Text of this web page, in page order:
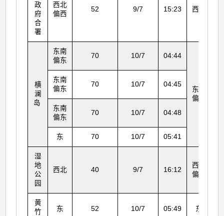
政
府
合
署
西北
偏西
52 9/7 15:23 西北
横
澜
岛
东南
偏东
70 10/7 04:44
东北
偏东
东南
偏东
70 10/7 04:45
东南
偏东
70 10/7 04:48
东 70 10/7 05:41
湿
地
公
园
西北 40 9/7 16:12
西北
偏北
黄
竹
东 52 10/7 05:49 东